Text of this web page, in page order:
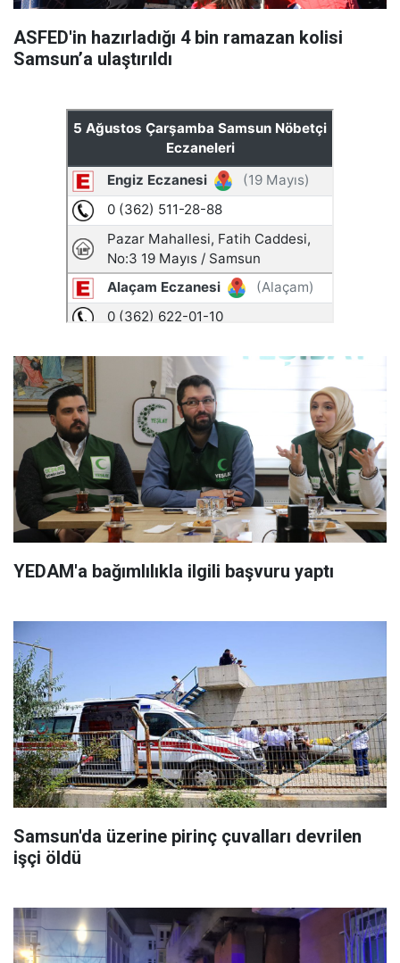
ASFED'in hazırladığı 4 bin ramazan kolisi
Samsun’a ulaştırıldı
YEDAM'a bağımlılıkla ilgili başvuru yaptı
Samsun'da üzerine pirinç çuvalları devrilen
işçi öldü